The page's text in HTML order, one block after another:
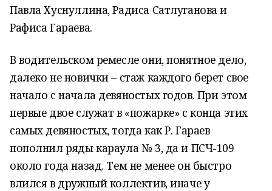
Павла Хуснуллина, Радиса Сатлуганова и
Рафиса Гараева.
В водительском ремесле они, понятное дело,
далеко не новички – стаж каждого берет свое
начало с начала девяностых годов. При этом
первые двое служат в «пожарке» с конца этих
самых девяностых, тогда как Р. Гараев
пополнил ряды караула № 3, да и ПСЧ-109
около года назад. Тем не менее он быстро
влился в дружный коллектив, иначе у